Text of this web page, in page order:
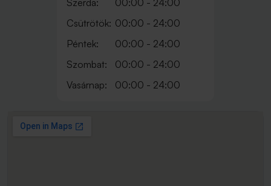
Szerda:
00:00 - 24:00
Csütrötök: 00:00 - 24:00
Péntek:
00:00 - 24:00
Szombat:
00:00 - 24:00
Vasárnap:
00:00 - 24:00